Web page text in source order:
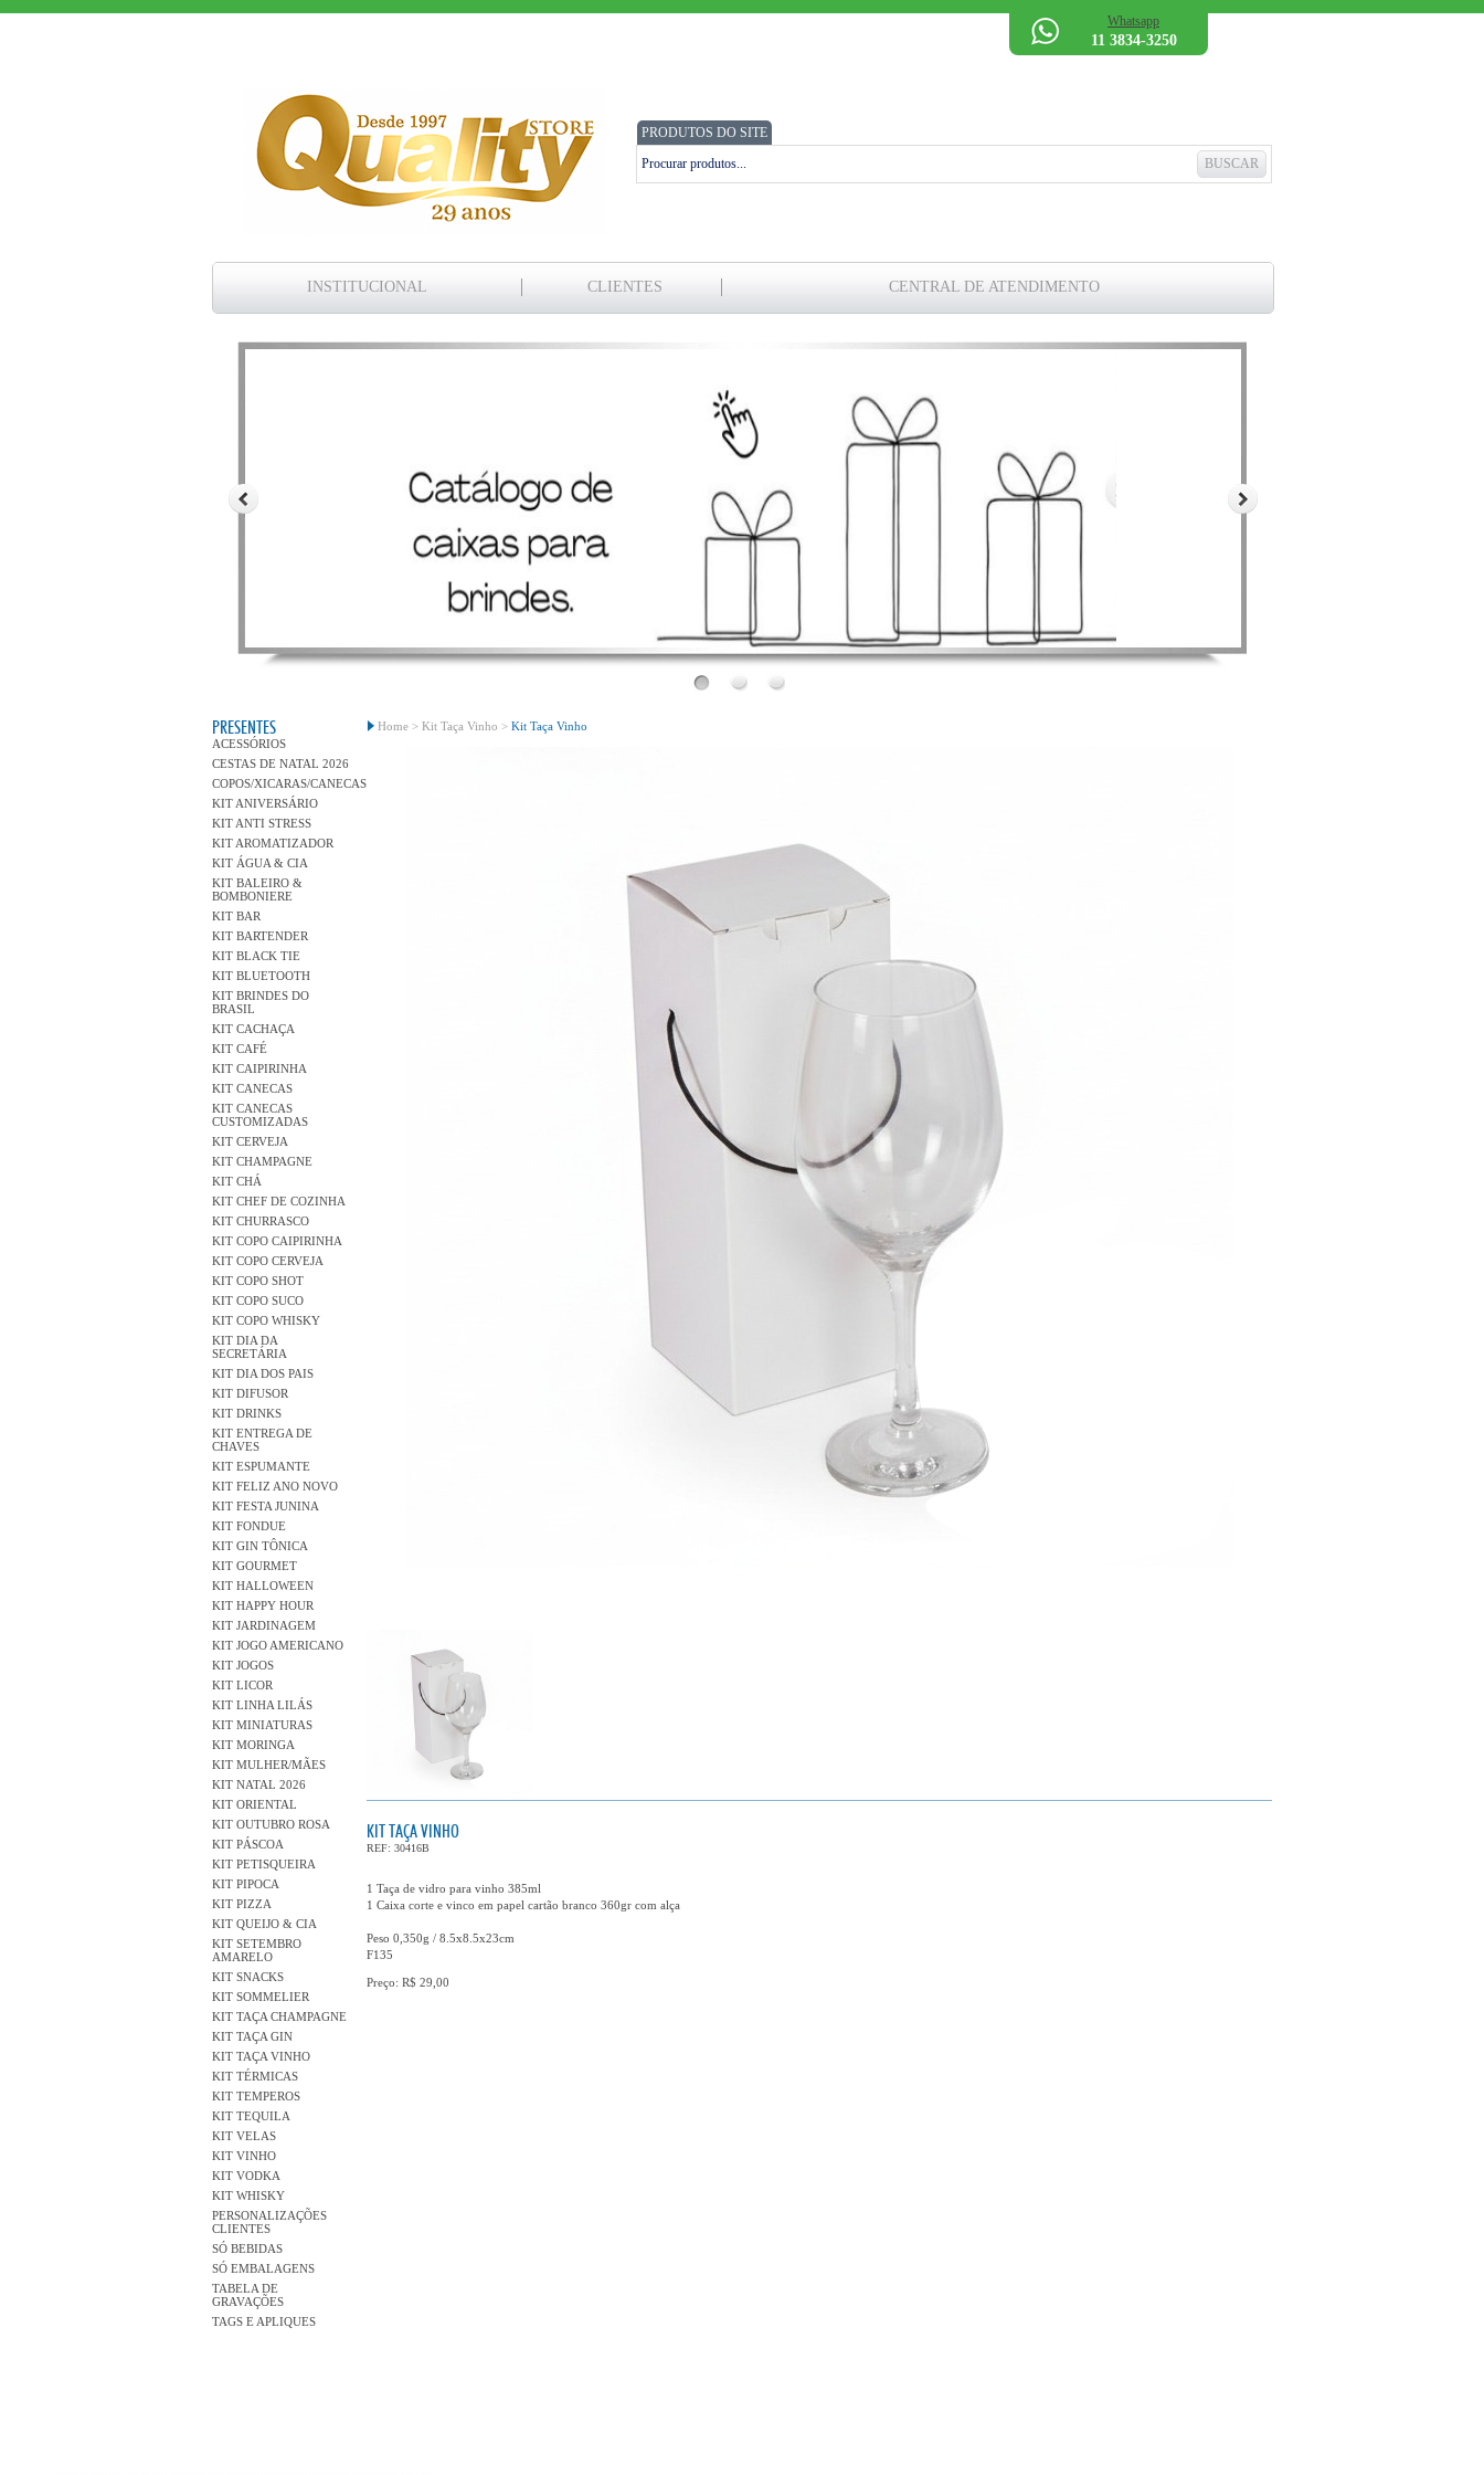
Whatsapp
11 3834-3250
PRODUTOS DO SITE
INSTITUCIONAL CLIENTES CENTRAL DE ATENDIMENTO
Bem Vindo!
Conheça o nosso novo site!
PRESENTES
ACESSÓRIOS
CESTAS DE NATAL 2026
COPOS/XICARAS/CANECAS
KIT ANIVERSÁRIO
KIT ANTI STRESS
KIT AROMATIZADOR
KIT ÁGUA & CIA
KIT BALEIRO &
BOMBONIERE
KIT BAR
KIT BARTENDER
KIT BLACK TIE
KIT BLUETOOTH
KIT BRINDES DO
BRASIL
KIT CACHAÇA
KIT CAFÉ
KIT CAIPIRINHA
KIT CANECAS
KIT CANECAS
CUSTOMIZADAS
KIT CERVEJA
KIT CHAMPAGNE
KIT CHÁ
KIT CHEF DE COZINHA
KIT CHURRASCO
KIT COPO CAIPIRINHA
KIT COPO CERVEJA
KIT COPO SHOT
KIT COPO SUCO
KIT COPO WHISKY
KIT DIA DA
SECRETÁRIA
KIT DIA DOS PAIS
KIT DIFUSOR
KIT DRINKS
KIT ENTREGA DE
CHAVES
KIT ESPUMANTE
KIT FELIZ ANO NOVO
KIT FESTA JUNINA
KIT FONDUE
KIT GIN TÔNICA
KIT GOURMET
KIT HALLOWEEN
KIT HAPPY HOUR
KIT JARDINAGEM
KIT JOGO AMERICANO
KIT JOGOS
KIT LICOR
KIT LINHA LILÁS
KIT MINIATURAS
KIT MORINGA
KIT MULHER/MÃES
KIT NATAL 2026
KIT ORIENTAL
KIT OUTUBRO ROSA
KIT PÁSCOA
KIT PETISQUEIRA
KIT PIPOCA
KIT PIZZA
KIT QUEIJO & CIA
KIT SETEMBRO
AMARELO
KIT SNACKS
KIT SOMMELIER
KIT TAÇA CHAMPAGNE
KIT TAÇA GIN
KIT TAÇA VINHO
KIT TÉRMICAS
KIT TEMPEROS
KIT TEQUILA
KIT VELAS
KIT VINHO
KIT VODKA
KIT WHISKY
PERSONALIZAÇÕES
CLIENTES
SÓ BEBIDAS
SÓ EMBALAGENS
TABELA DE
GRAVAÇÕES
TAGS E APLIQUES
Home > Kit Taça Vinho > Kit Taça Vinho
KIT TAÇA VINHO
REF: 30416B
1 Taça de vidro para vinho 385ml
1 Caixa corte e vinco em papel cartão branco 360gr com alça
Peso 0,350g / 8.5x8.5x23cm
F135
Preço: R$ 29,00